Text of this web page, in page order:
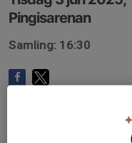
Pingisarenan
Samling: 16:30